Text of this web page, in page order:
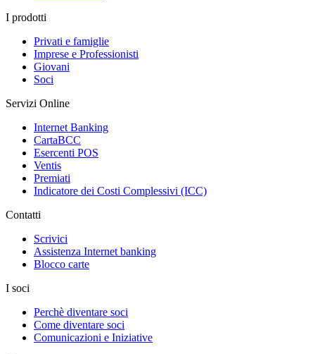
I prodotti
Privati e famiglie
Imprese e Professionisti
Giovani
Soci
Servizi Online
Internet Banking
CartaBCC
Esercenti POS
Ventis
Premiati
Indicatore dei Costi Complessivi (ICC)
Contatti
Scrivici
Assistenza Internet banking
Blocco carte
I soci
Perchè diventare soci
Come diventare soci
Comunicazioni e Iniziative